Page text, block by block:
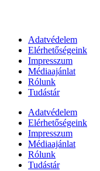
Adatvédelem
Elérhetőségeink
Impresszum
Médiaajánlat
Rólunk
Tudástár
Adatvédelem
Elérhetőségeink
Impresszum
Médiaajánlat
Rólunk
Tudástár